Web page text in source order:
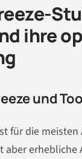
ihre
und
für die meisten
aber erhebliche